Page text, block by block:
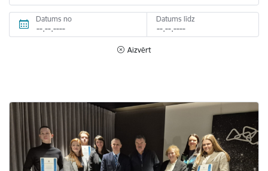
Datums no Datums līdz
Aizvērt